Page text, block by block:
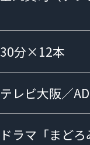
30分×12本
テレビ大阪／
ドラマ「まど